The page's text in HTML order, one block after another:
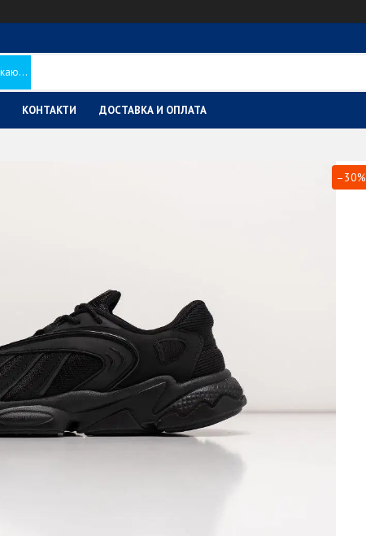
КОНТАКТИ ДОСТАВКА И ОПЛАТА
–30%